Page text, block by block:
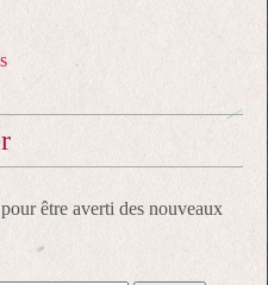
être averti des nouveaux